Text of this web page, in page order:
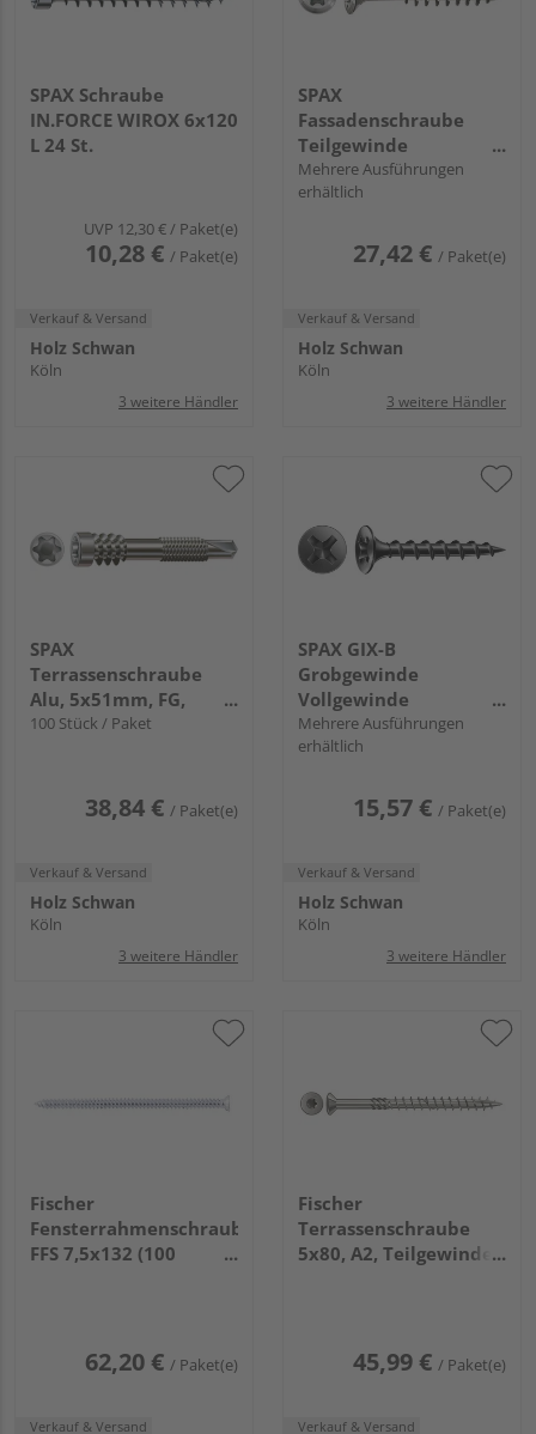
SPAX Schraube
IN.FORCE WIROX 6x120
L 24 St.
UVP 12,30 €/ Paket(e)
10,28 € / Paket(e)
Verkauf & Versand
Holz Schwan
Köln
3 weitere Händler
SPAX
Fassadenschraube
Teilgewinde
Linsensenkkopf T-STAR
plus T20 CUT-Spitze
Mehrere Ausführungen
erhältlich
27,42 € / Paket(e)
Verkauf & Versand
Holz Schwan
Köln
3 weitere Händler
SPAX
Terrassenschraube
Alu, 5x51mm, FG,
Zylinderk., T-STAR plus
100 Stück / Paket
38,84 € / Paket(e)
Verkauf & Versand
Holz Schwan
Köln
3 weitere Händler
SPAX GIX-B
Grobgewinde
Vollgewinde
Trompetenkopf
Kreuzschlitz H2
Phosphatiert schwarz
Mehrere Ausführungen
erhältlich
15,57 € / Paket(e)
Verkauf & Versand
Holz Schwan
Köln
3 weitere Händler
Fischer
Fensterrahmenschraube
FFS 7,5x132 (100
62,20 € / Paket(e)
Verkauf & Versand
Fischer
Terrassenschraube
5x80, A2, Teilgewinde,
45,99 € / Paket(e)
Verkauf & Versand